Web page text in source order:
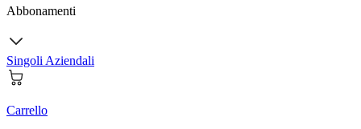
Abbonamenti
Singoli Aziendali
Carrello